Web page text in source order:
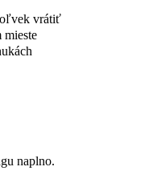
vrátiť
mieste
naplno.